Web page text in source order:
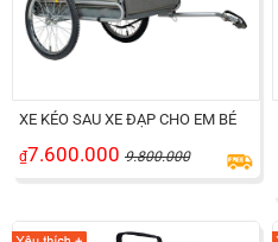
XE KÉO SAU XE ĐẠP CHO EM BÉ
₫7.600.000 9.800.000